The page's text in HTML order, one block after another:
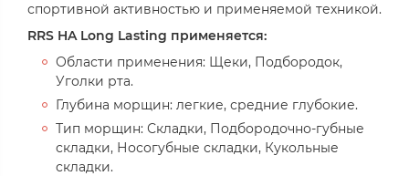
спортивной активностью и применяемой техникой.
RRS HA Long Lasting применяется:
Области применения: Щеки, Подбородок,
Уголки рта.
Глубина морщин: легкие, средние глубокие.
Тип морщин: Складки, Подбородочно-губные
складки, Носогубные складки, Кукольные
складки.